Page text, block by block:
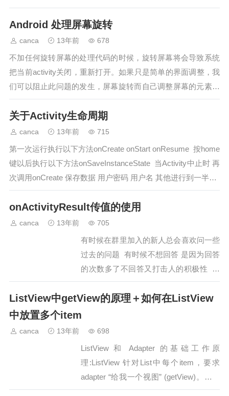
Uri.fromFile(f…
Android 处理屏幕旋转
canca 13年前 678
不加任何旋转屏幕的处理代码的时候，旋转屏幕将会导致系统
把当前activity关闭，重新打开。如果只是简单的界面调整，我
们可以阻止此问题的发生，屏幕旋转而自己调整屏幕的元素重
构。[1].[代码] 首先我们需要修改AndroidMan...…
关于Activity生命周期
canca 13年前 715
第一次运行执行以下方法onCreate onStart onResume 按home
键以后执行以下方法onSaveInstanceState 当Activity中止时 再
次调用onCreate 保存数据 用户密码 用户名 其他进行到一半…
onActivityResult传值的使用
canca 13年前 705
有时候在群里加入的新人总会喜欢问一些
过去的问题 有时候不想回答 是因为回答
的次数多了不回答又打击人的积极性 谁
让自己接触的早呢 为了省劲还是把简单
的东西作为指导篇吧 多个activity之间的
ListView中getView的原理＋如何在ListView
中放置多个item
canca 13年前 698
ListView 和 Adapter 的基础工作原
理:ListView 针对List中每个item，要求
adapter “给我一个视图” (getView)。一个
新的视图被返回并显示如果我们有上亿个